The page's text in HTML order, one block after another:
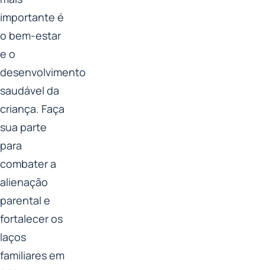
importante é
o bem-estar
e o
desenvolvimento
saudável da
criança. Faça
sua parte
para
combater a
alienação
parental e
fortalecer os
laços
familiares em